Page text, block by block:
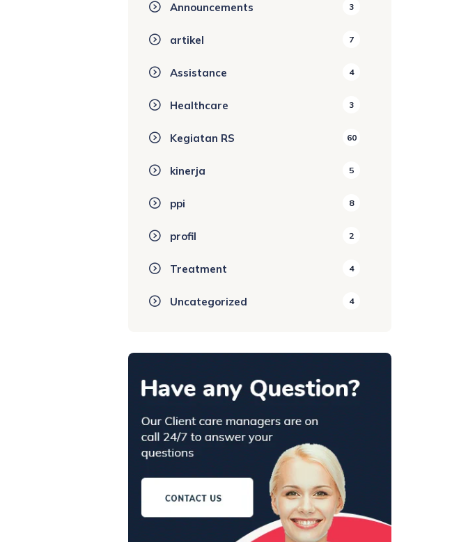
Announcements 3
artikel 7
Assistance 4
Healthcare 3
Kegiatan RS 60
kinerja 5
ppi 8
profil 2
Treatment 4
Uncategorized 4